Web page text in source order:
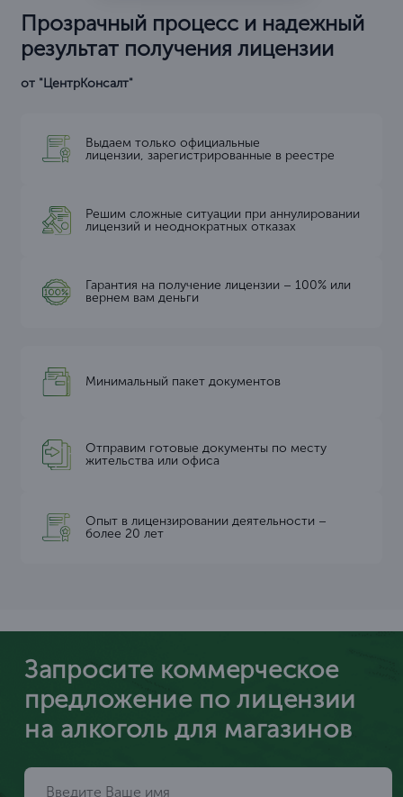
Прозрачный процесс и надежный
результат получения лицензии
от "ЦентрКонсалт"
Выдаем только официальные
лицензии, зарегистрированные в реестре
Решим сложные ситуации при аннулировании
лицензий и неоднократных отказах
Гарантия на получение лицензии – 100% или
вернем вам деньги
Минимальный пакет документов
Отправим готовые документы по месту
жительства или офиса
Опыт в лицензировании деятельности –
более 20 лет
Запросите коммерческое
предложение по лицензии
на алкоголь для магазинов